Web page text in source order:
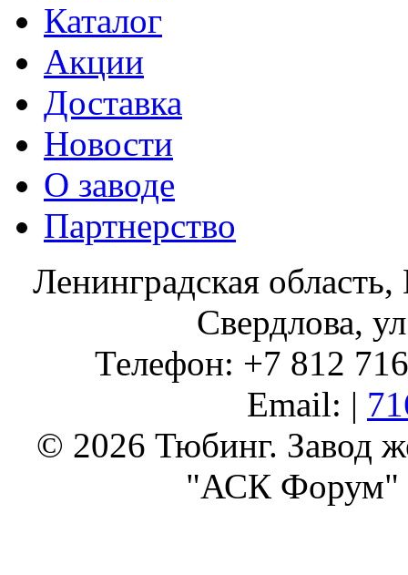
Каталог
Акции
Доставка
Новости
О заводе
Партнерство
Ленинградская
Свердлова,
Телефон: +7 812
Email: |
© 2026 Тюбинг. Завод
"АСК Форум"